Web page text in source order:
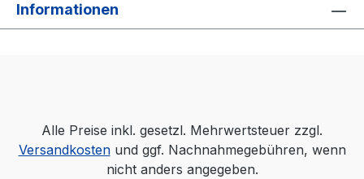
Informationen
Alle Preise inkl. gesetzl. Mehrwertsteuer zzgl.
Versandkostenund ggf. Nachnahmegebühren, wenn
nicht anders angegeben.